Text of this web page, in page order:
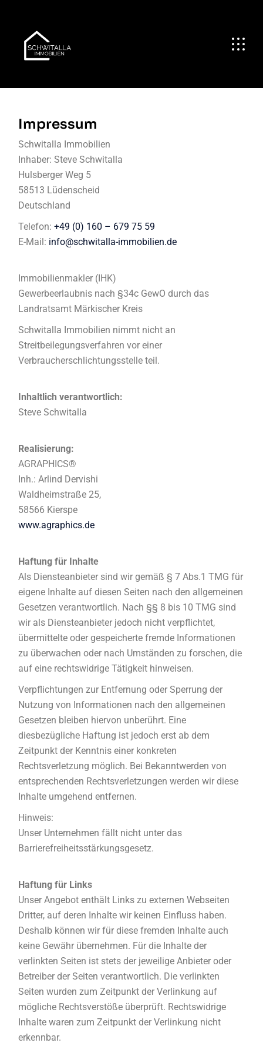
Impressum
Schwitalla Immobilien
Inhaber: Steve Schwitalla
Hulsberger Weg 5
58513 Lüdenscheid
Deutschland
Telefon:+49 (0) 160 – 679 75 59
E-Mail: info@schwitalla-immobilien.de
Immobilienmakler (IHK)
Gewerbeerlaubnis nach §34c GewO durch das
Landratsamt Märkischer Kreis
Schwitalla Immobilien nimmt nicht an
Streitbeilegungsverfahren vor einer
Verbraucherschlichtungsstelle teil.
Inhaltlich verantwortlich:
Steve Schwitalla
Realisierung:
AGRAPHICS®
Inh.: Arlind Dervishi
Waldheimstraße 25,
58566 Kierspe
www.agraphics.de
Haftung für Inhalte
Als Diensteanbieter sind wir gemäß § 7 Abs.1 TMG für
eigene Inhalte auf diesen Seiten nach den allgemeinen
Gesetzen verantwortlich. Nach §§ 8 bis 10 TMG sind
wir als Diensteanbieter jedoch nicht verpflichtet,
übermittelte oder gespeicherte fremde Informationen
zu überwachen oder nach Umständen zu forschen, die
auf eine rechtswidrige Tätigkeit hinweisen.
Verpflichtungen zur Entfernung oder Sperrung der
Nutzung von Informationen nach den allgemeinen
Gesetzen bleiben hiervon unberührt. Eine
diesbezügliche Haftung ist jedoch erst ab dem
Zeitpunkt der Kenntnis einer konkreten
Rechtsverletzung möglich. Bei Bekanntwerden von
entsprechenden Rechtsverletzungen werden wir diese
Inhalte umgehend entfernen.
Hinweis:
Unser Unternehmen fällt nicht unter das
Barrierefreiheitsstärkungsgesetz.
Haftung für Links
Unser Angebot enthält Links zu externen Webseiten
Dritter, auf deren Inhalte wir keinen Einfluss haben.
Deshalb können wir für diese fremden Inhalte auch
keine Gewähr übernehmen. Für die Inhalte der
verlinkten Seiten ist stets der jeweilige Anbieter oder
Betreiber der Seiten verantwortlich. Die verlinkten
Seiten wurden zum Zeitpunkt der Verlinkung auf
mögliche Rechtsverstöße überprüft. Rechtswidrige
Inhalte waren zum Zeitpunkt der Verlinkung nicht
erkennbar.